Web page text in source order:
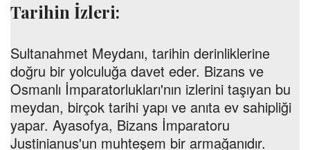
Tarihin İzleri:
Sultanahmet Meydanı, tarihin derinliklerine
doğru bir yolculuğa davet eder. Bizans ve
Osmanlı İmparatorlukları'nın izlerini taşıyan bu
meydan, birçok tarihi yapı ve anıta ev sahipliği
yapar. Ayasofya, Bizans İmparatoru
Justinianus'un muhteşem bir armağanıdır.